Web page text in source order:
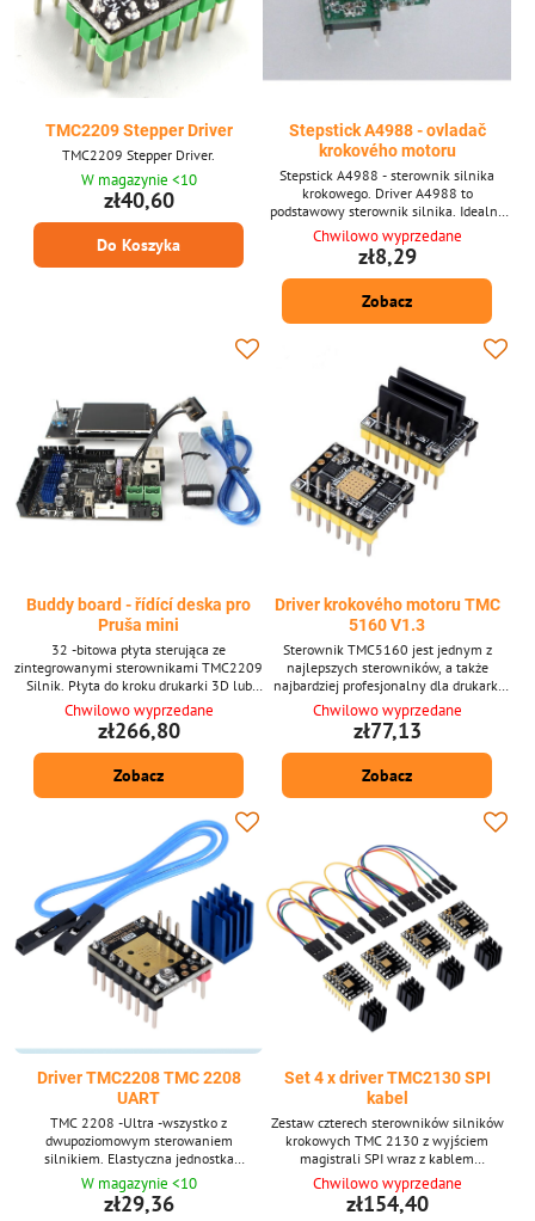
TMC2209 Stepper Driver
TMC2209 Stepper Driver.
W magazynie <10
zł40,60
Do Koszyka
Stepstick A4988 - ovladač
krokového motoru
Stepstick A4988 - sterownik silnika
krokowego. Driver A4988 to
podstawowy sterownik silnika. Idealny
dla początkujących i wstępnych testów.
Chwilowo wyprzedane
zł8,29
Zobacz
Buddy board - řídící deska pro
Pruša mini
32 -bitowa płyta sterująca ze
zintegrowanymi sterownikami TMC2209
Silnik. Płyta do kroku drukarki 3D lub
innych maszyn. Kompatybilny z drukarką
3D Mini Mini+.
Chwilowo wyprzedane
zł266,80
Zobacz
Driver krokového motoru TMC
5160 V1.3
Sterownik TMC5160 jest jednym z
najlepszych sterowników, a także
najbardziej profesjonalny dla drukarki
Chwilowo wyprzedane
zł77,13
Zobacz
Driver TMC2208 TMC 2208
UART
TMC 2208 -Ultra -wszystko z
dwupoziomowym sterowaniem
silnikiem. Elastyczna jednostka
interpolacyjna Microplyer zapewnia do
256 mikrokwetrów. Obsługuje tryb UART.
W magazynie <10
zł29,36
Set 4 x driver TMC2130 SPI
kabel
Zestaw czterech sterowników silników
krokowych TMC 2130 z wyjściem
magistrali SPI wraz z kablem
połączeniowym.
Chwilowo wyprzedane
zł154,40